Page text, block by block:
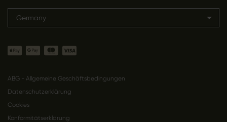
Germany
ABG - Allgemeine Geschäftsbedingungen
Datenschutzerklärung
Cookies
Konformitätserklärung